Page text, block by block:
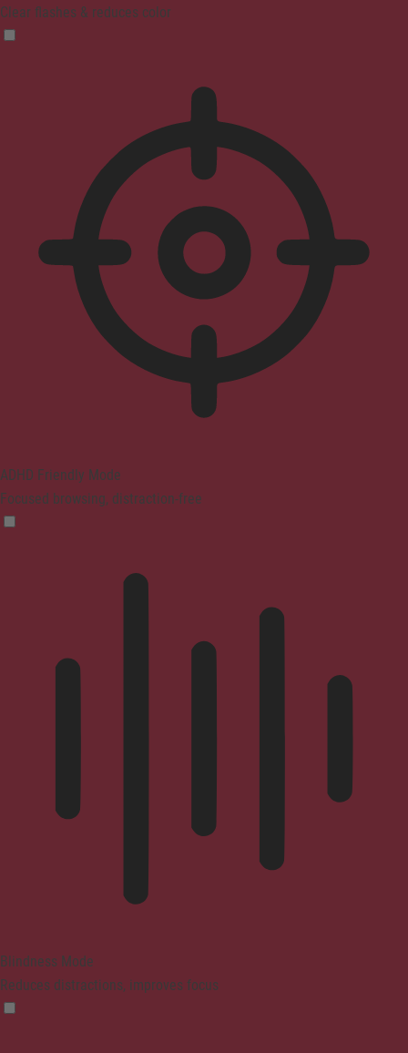
Clear flashes & reduces color
ADHD Friendly Mode
Focused browsing, distraction-free
Blindness Mode
Reduces distractions, improves focus